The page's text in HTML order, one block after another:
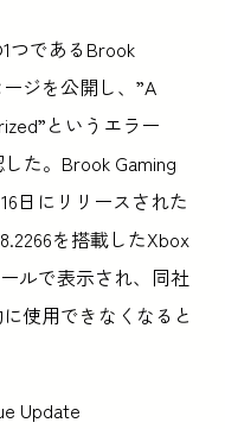
つであるBrook
ジを公開し、”A
というエラー
た。Brook Gaming
日にリリースされた
を搭載したXbox
ルで表示され、同社
使用できなくなると
Update